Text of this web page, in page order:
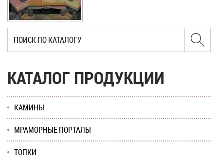
КАТАЛОГ ПРОДУКЦИИ
КАМИНЫ
МРАМОРНЫЕ ПОРТАЛЫ
ТОПКИ